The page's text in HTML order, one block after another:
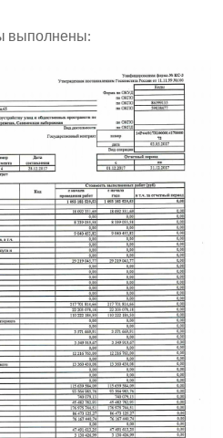
выполнены: